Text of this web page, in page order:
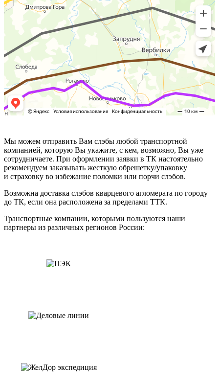
Мы можем отправить Вам слэбы любой транспортной
компанией, которую Вы укажите, с кем, возможно, Вы уже
сотрудничаете. При оформлении заявки в ТК настоятельно
рекомендуем заказывать жесткую обрешетку/упаковку
и страховку во избежание поломки или порчи слэбов.
Возможна доставка слэбов кварцевого агломерата по городу
до ТК, если она расположена за пределами ТТК.
Транспортные компании, которыми пользуются наши
партнеры из различных регионов России: